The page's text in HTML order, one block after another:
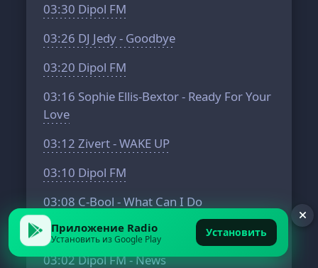
03:30 Dipol FM
03:26 DJ Jedy - Goodbye
03:20 Dipol FM
03:16 Sophie Ellis-Bextor - Ready For Your
Love
03:12 Zivert - WAKE UP
03:10 Dipol FM
03:08 C-Bool - What Can I Do
03:04Alok;Daniel Blume - Rapture
03:02Dipol FM - News
Приложение Radio
Установить из Google Play Установить